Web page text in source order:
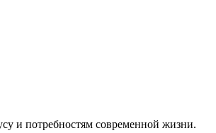
и потребностям современной жизни.